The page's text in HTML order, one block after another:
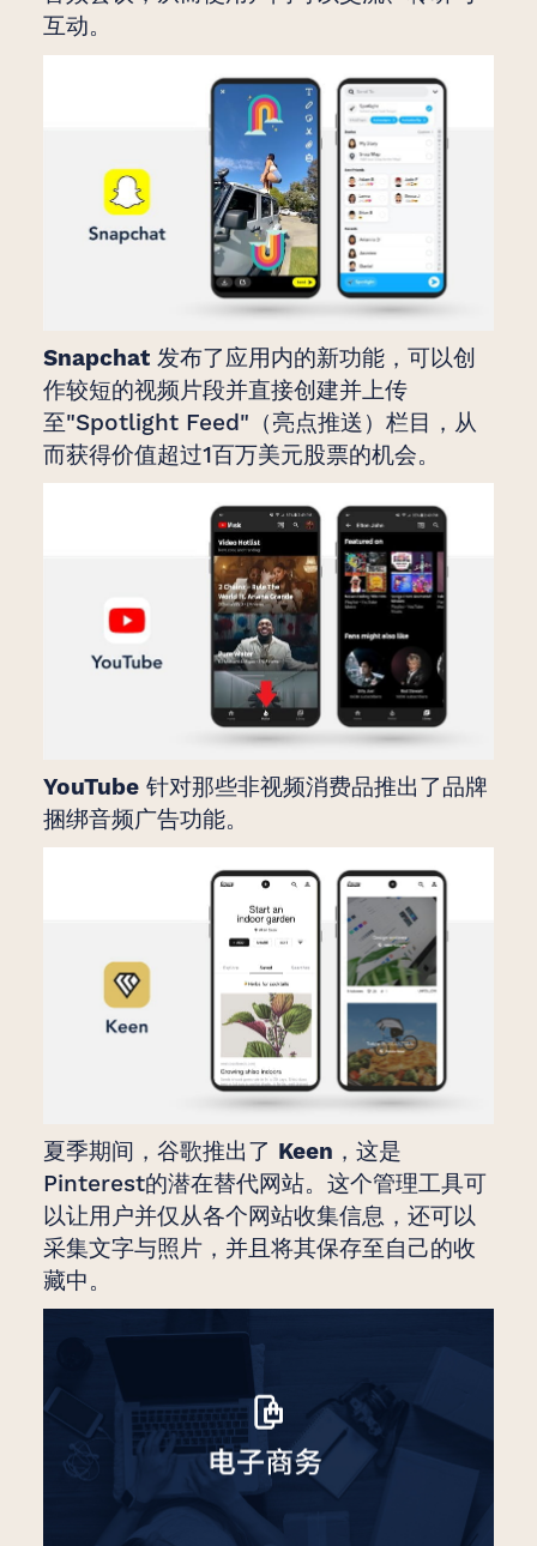
互动。
Snapchat发布了应用内的新功能，可以创
作较短的视频片段并直接创建并上传
至"Spotlight Feed"（亮点推送）栏目，从
而获得价值超过1百万美元股票的机会。
YouTube针对那些非视频消费品推出了品牌
捆绑音频广告功能。
夏季期间，谷歌推出了 Keen ，这是
Pinterest的潜在替代网站。这个管理工具可
以让用户并仅从各个网站收集信息，还可以
采集文字与照片，并且将其保存至自己的收
藏中。